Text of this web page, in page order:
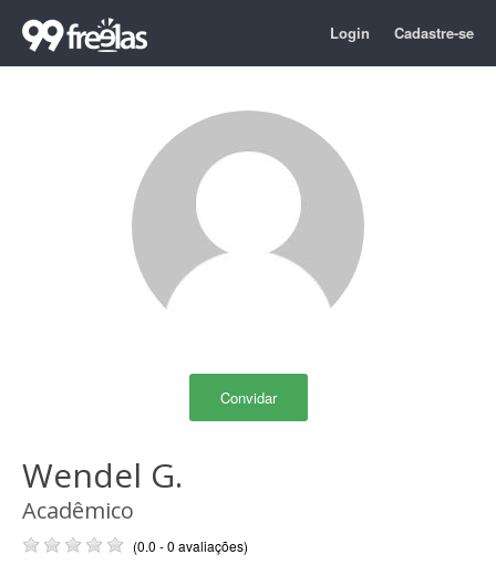
Login Cadastre-se
Convidar
Wendel G.
Acadêmico
(0.0 - 0 avaliações)